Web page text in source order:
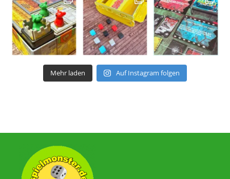
Mehr laden Auf Instagram folgen